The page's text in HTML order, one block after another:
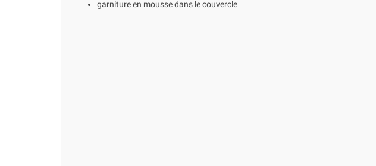
garniture en mousse dans le couvercle